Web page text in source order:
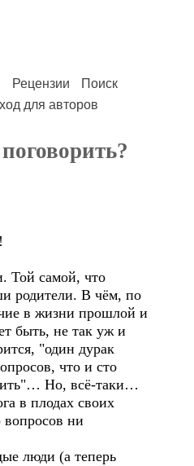
Рецензии
Поиск
для авторов
Той самой, что
родители. В чём, по
в жизни прошлой и
быть, не так уж и
"один дурак
что и сто
Но, всё-таки…
в плодах своих
вопросов ни
люди (а теперь